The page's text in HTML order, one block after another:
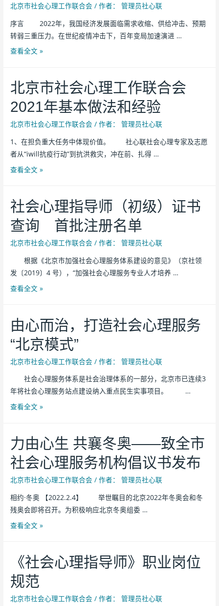
北京市社会心理工作联合会 / 作者：
管理员社心联
序言 2022年，我国经济发展面临需求收缩、供给冲击、预期
转弱三重压力。在世纪疫情冲击下，百年变局加速演进 …
查看全文 »
北京市社会心理工作联合会
2021年基本做法和经验
北京市社会心理工作联合会 / 作者：
管理员社心联
1、在担负重大任务中体现价值。 社心联社会心理专家及志愿
者从“iwill抗疫行动”到抗洪救灾，冲在前、扎得 …
查看全文 »
社会心理指导师（初级）证书
查询 首批注册名单
北京市社会心理工作联合会 / 作者：
管理员社心联
根据《北京市加强社会心理服务体系建设的意见》（京社领
发〔2019〕4 号），“加强社会心理服务专业人才培养 …
查看全文 »
由心而治，打造社会心理服务
“北京模式”
北京市社会心理工作联合会 / 作者：
管理员社心联
社会心理服务体系是社会治理体系的一部分，北京市已连续3
年将社会心理服务站点建设纳入重点民生实事项目。 …
查看全文 »
力由心生 共襄冬奥——致全市
社会心理服务机构倡议书发布
北京市社会心理工作联合会 / 作者：
管理员社心联
相约·冬奥 【2022.2.4】 举世瞩目的北京2022年冬奥会和冬
残奥会即将召开。为积极响应北京冬奥组委 …
查看全文 »
《社会心理指导师》职业岗位
规范
北京市社会心理工作联合会 / 作者：
管理员社心联